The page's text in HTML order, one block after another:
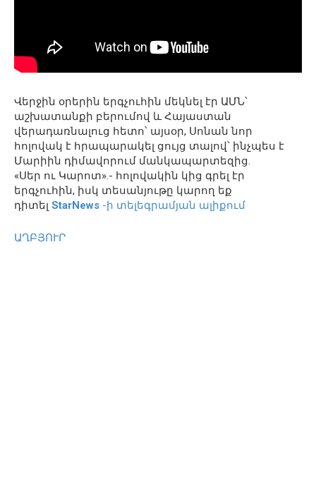
Վերջին օրերին երգչուհին մեկնել էր ԱՄՆ՝
աշխատանքի բերումով և Հայաստան
վերադառնալուց հետո՝ այսօր, Սոնան նոր
հոլովակ է հրապարակել ցույց տալով՝ ինչպես է
Մարիին դիմավորում մանկապարտեզից.
«Սեր ու Կարոտ».- հոլովակին կից գրել էր
երգչուհին, իսկ տեսանյութը կարող եք
դիտել StarNews -ի տելեգրամյան ալիքում
ԱՂԲՅՈՒՐ